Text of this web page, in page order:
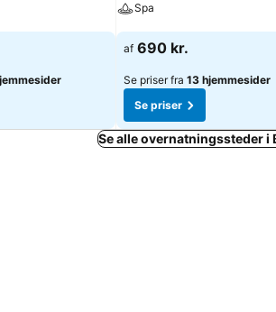
Spa
Se priser
af 690 kr.
Se priser fra 13 hjemmesider
Se priser
Se alle overnatningssteder i